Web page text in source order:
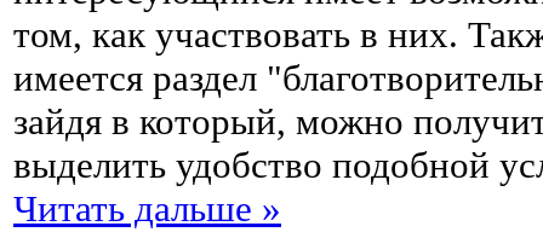
том, как участвовать в них.
имеется раздел
зайдя в который, можно
выделить удобство подобной
Читать дальше »